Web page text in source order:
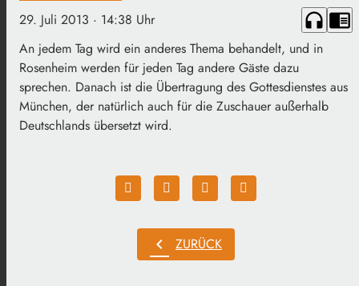
29. Juli 2013 · 14:38 Uhr headphones chrome_reader_mode
An jedem Tag wird ein anderes Thema behandelt, und in
Rosenheim werden für jeden Tag andere Gäste dazu
sprechen. Danach ist die Übertragung des Gottesdienstes aus
München, der natürlich auch für die Zuschauer außerhalb
Deutschlands übersetzt wird.
chevron_left ZURÜCK